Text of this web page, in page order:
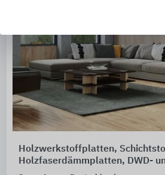
Holzwerkstoffplatten,
Holzfaserdämmplatten, DWD-